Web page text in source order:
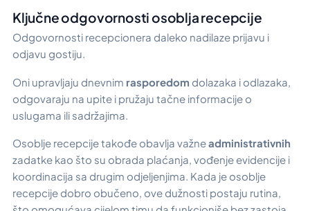
Ključne odgovornosti osoblja recepcije
Odgovornosti recepcionera daleko nadilaze prijavu i
odjavu gostiju.
Oni upravljaju dnevnim rasporedom dolazaka i odlazaka,
odgovaraju na upite i pružaju tačne informacije o
uslugama ili sadržajima.
Osoblje recepcije takođe obavlja važneadministrativnih
zadatke kao što su obrada plaćanja, vođenje evidencije i
koordinacija sa drugim odjeljenjima. Kada je osoblje
recepcije dobro obučeno, ove dužnosti postaju rutina,